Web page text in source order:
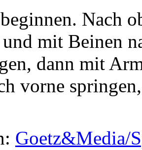
Nach
und mit Beinen
dann mit
vorne
Goetz&Media/